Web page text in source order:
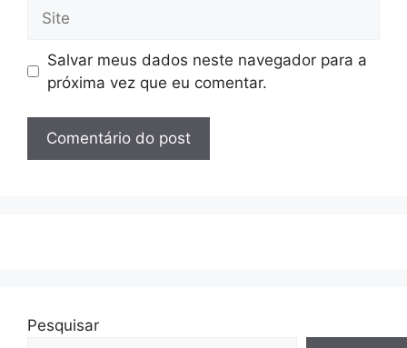
Salvar meus dados neste navegador para a
próxima vez que eu comentar.
Pesquisar